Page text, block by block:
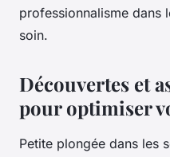
professionnalisme dans
soin.
Découvertes et
pour optimiser
Petite plongée dans les